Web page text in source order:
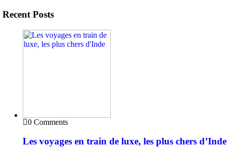
Recent Posts
0 Comments
Les voyages en train de luxe, les plus chers d’Inde